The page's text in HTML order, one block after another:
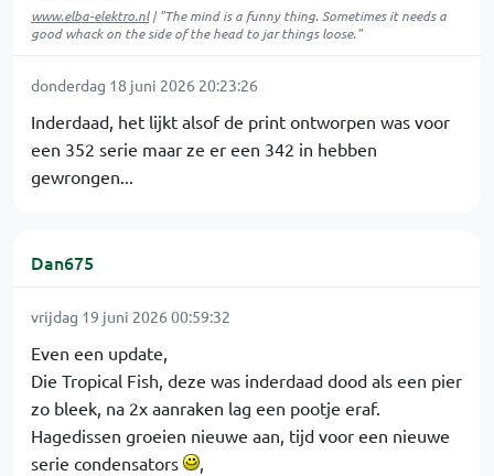
www.elba-elektro.nl| "The mind is a funny thing. Sometimes it needs a
good whack on the side of the head to jar things loose."
donderdag 18 juni 2026 20:23:26
Inderdaad, het lijkt alsof de print ontworpen was voor
een 352 serie maar ze er een 342 in hebben
gewrongen...
Dan675
vrijdag 19 juni 2026 00:59:32
Even een update,
Die Tropical Fish, deze was inderdaad dood als een pier
zo bleek, na 2x aanraken lag een pootje eraf.
Hagedissen groeien nieuwe aan, tijd voor een nieuwe
serie condensators
,